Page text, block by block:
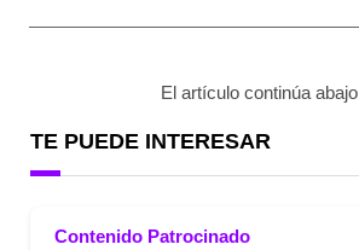
El artículo continúa abajo
TE PUEDE INTERESAR
Contenido Patrocinado